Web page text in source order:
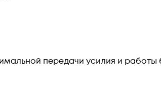
передачи усилия и работы